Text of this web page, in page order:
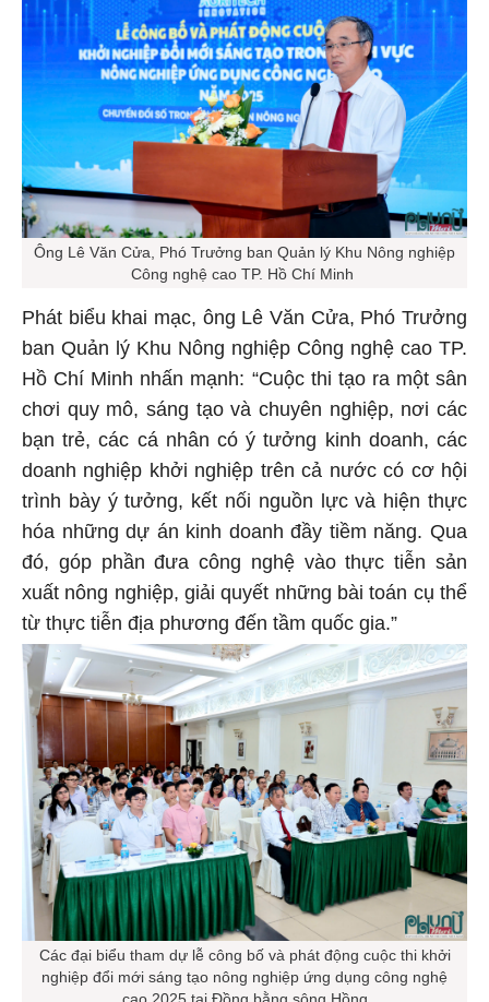
Ông Lê Văn Cửa, Phó Trưởng ban Quản lý Khu Nông nghiệp
Công nghệ cao TP. Hồ Chí Minh
Phát biểu khai mạc, ông Lê Văn Cửa, Phó Trưởng
ban Quản lý Khu Nông nghiệp Công nghệ cao TP.
Hồ Chí Minh nhấn mạnh: “Cuộc thi tạo ra một sân
chơi quy mô, sáng tạo và chuyên nghiệp, nơi các
bạn trẻ, các cá nhân có ý tưởng kinh doanh, các
doanh nghiệp khởi nghiệp trên cả nước có cơ hội
trình bày ý tưởng, kết nối nguồn lực và hiện thực
hóa những dự án kinh doanh đầy tiềm năng. Qua
đó, góp phần đưa công nghệ vào thực tiễn sản
xuất nông nghiệp, giải quyết những bài toán cụ thể
từ thực tiễn địa phương đến tầm quốc gia.”
Các đại biểu tham dự lễ công bố và phát động cuộc thi khởi
nghiệp đổi mới sáng tạo nông nghiệp ứng dụng công nghệ
cao 2025 tại Đồng bằng sông Hồng